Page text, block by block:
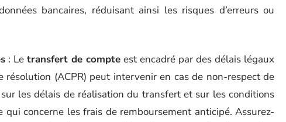
bancaires, réduisant ainsi les risques d’erreurs ou
: Le transfert de compte est encadré par des délais légaux
(ACPR) peut intervenir en cas de non-respect de
les délais de réalisation du transfert et sur les conditions
concerne les frais de remboursement anticipé. Assurez-